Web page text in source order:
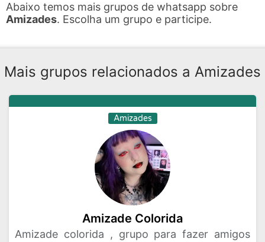
Abaixo temos mais grupos de whatsapp sobre
Amizades. Escolha um grupo e participe.
Mais grupos relacionados a Amizades
Amizades
Amizade Colorida
Amizade colorida , grupo para fazer amigos